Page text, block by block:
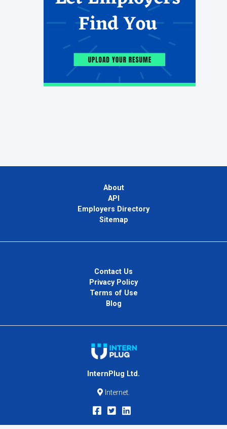
About
API
Employers Directory
Sitemap
Contact Us
Privacy Policy
Terms of Use
Blog
InternPlug Ltd.
Internet.